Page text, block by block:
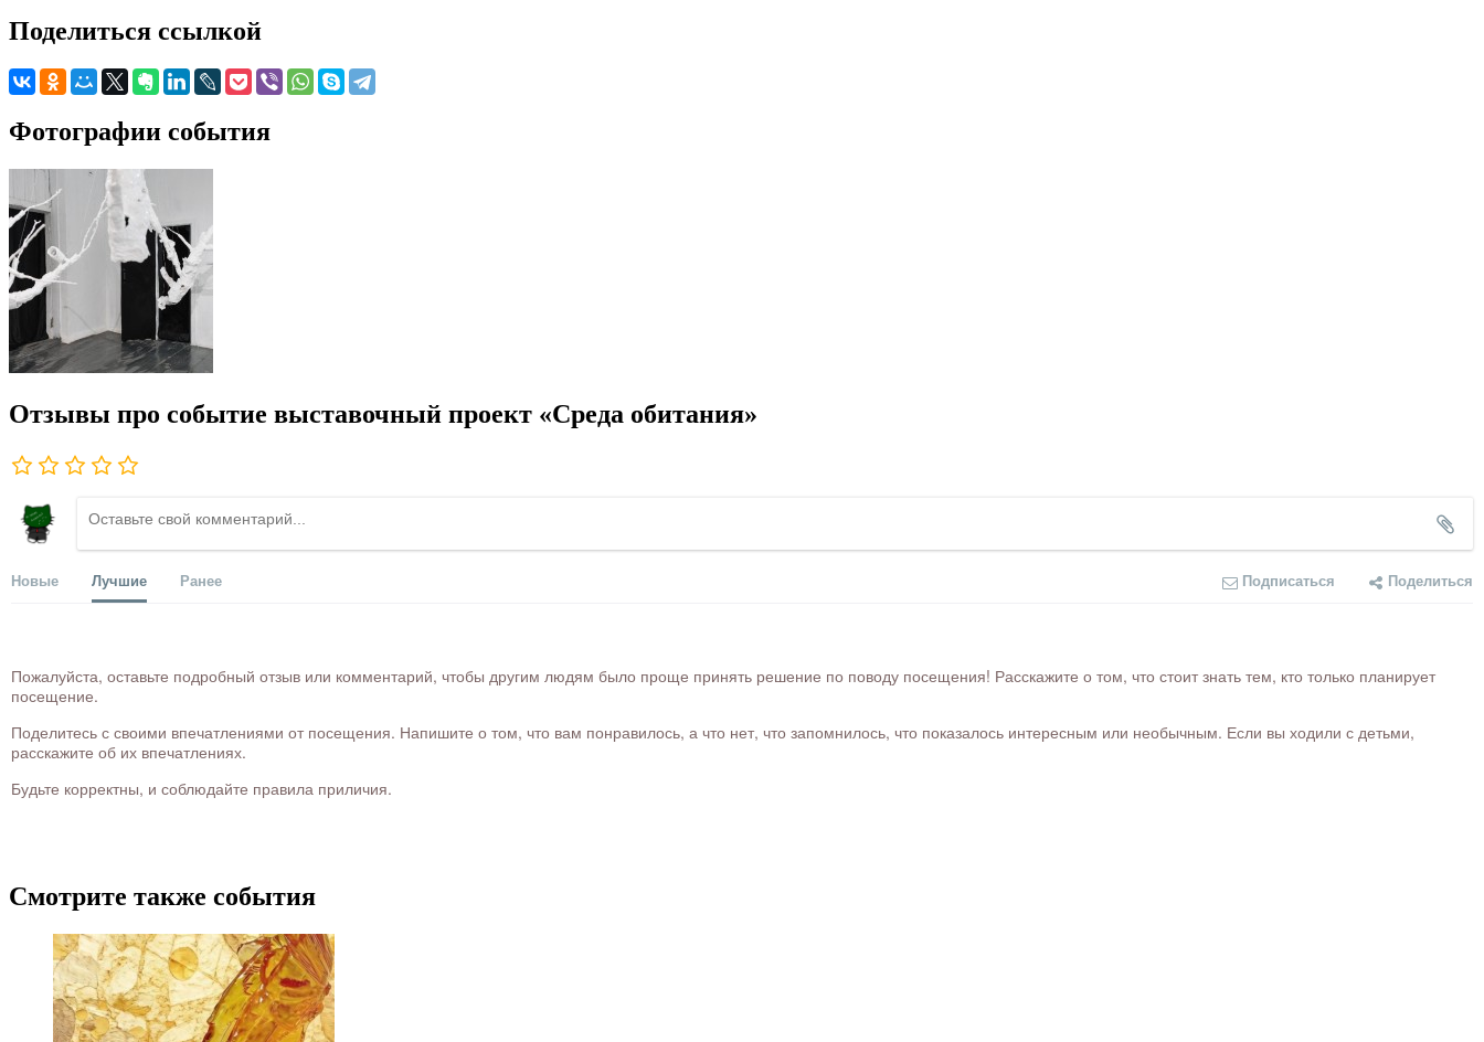
Поделиться ссылкой
Фотографии события
Отзывы про событие выставочный проект «Среда обитания»
Новые Лучшие Ранее Подписаться Поделиться
Пожалуйста, оставьте подробный отзыв или комментарий, чтобы другим людям было проще принять решение по поводу посещения! Расскажите о том, что стоит знать тем, кто только планирует
посещение.
Поделитесь с своими впечатлениями от посещения. Напишите о том, что вам понравилось, а что нет, что запомнилось, что показалось интересным или необычным. Если вы ходили с детьми,
расскажите об их впечатлениях.
Будьте корректны, и соблюдайте правила приличия.
Смотрите также события